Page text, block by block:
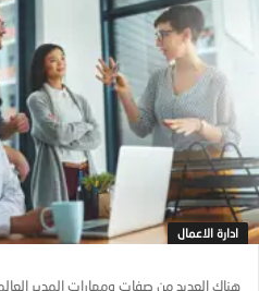
ادارة الاعمال
هناك العديد من صفات ومهارات المدير